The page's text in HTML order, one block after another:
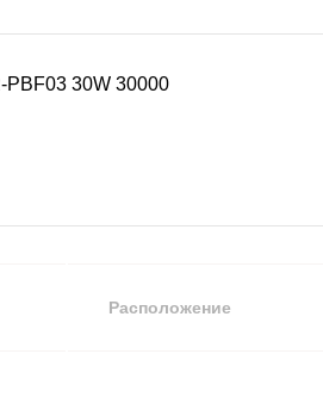
PBF03 30W 30000
Расположение